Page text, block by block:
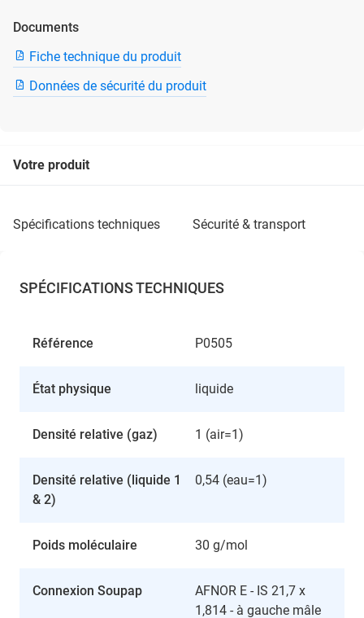
Documents
Fiche technique du produit
Données de sécurité du produit
Votre produit
spécifications techniques sécurité & transport
SPÉCIFICATIONS TECHNIQUES
Référence P0505
État physique liquide
Densité relative (gaz) 1 (air=1)
Densité relative (liquide 1
& 2)
0,54 (eau=1)
Poids moléculaire 30 g/mol
Connexion Soupap
AFNOR E - IS 21,7 x
1,814 - à gauche mâle